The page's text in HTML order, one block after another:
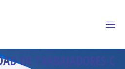
ADD R A BAJADORES C